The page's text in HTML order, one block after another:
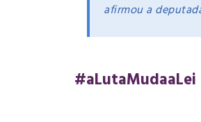
afirmou a
#aLutaMudaaLei